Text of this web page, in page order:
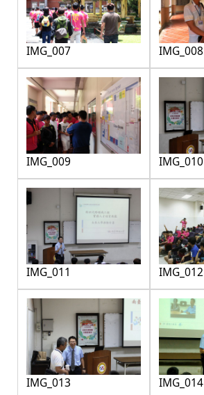
IMG_007 IMG_008
IMG_009 IMG_010
IMG_011 IMG_012
IMG_013 IMG_014